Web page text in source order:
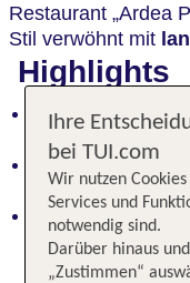
Restaurant „Ardea
Stil verwöhnt mit
Highlights
Individuelles
erbaut, höchster
Restaurant
Küche in Liberty-
Hotel am
Gardasee-
Ihre
bei TUI.com
Wir nutzen
Services und
notwendig sind.
Darüber hinaus
„Zustimmen“